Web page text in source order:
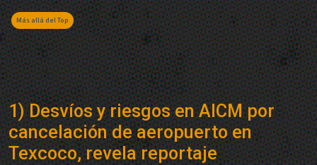
Más allá del Top
1) Desvíos y riesgos en AICM por
cancelación de aeropuerto en
Texcoco, revela reportaje